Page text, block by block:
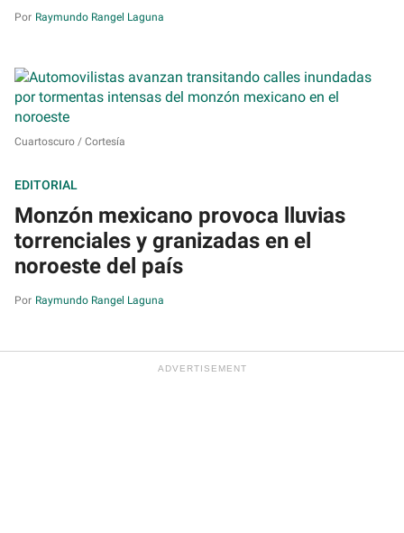
Raymundo Rangel Laguna
Cuartoscuro / Cortesía
EDITORIAL
Monzón mexicano provoca lluvias
torrenciales y granizadas en el
noroeste del país
Raymundo Rangel Laguna